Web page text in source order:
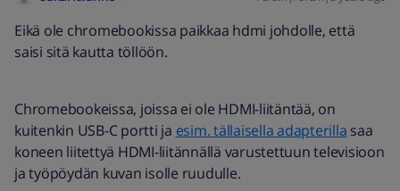
Eikä ole chromebookissa paikkaa hdmi johdolle, että
saisi sitä kautta töllöön.
Chromebookeissa, joissa ei ole HDMI-liitäntää, on
kuitenkin USB-C portti ja esim. tällaisella adapterilla saa
koneen liitettyä HDMI-liitännällä varustettuun televisioon
ja työpöydän kuvan isolle ruudulle.